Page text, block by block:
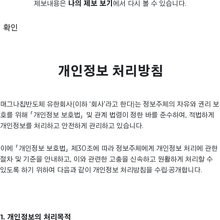
제보내용은 나의 제보 보기 에서 다시 볼 수 있습니다.
확인
개인정보 처리방침
매그나칩반도체 유한회사(이하 ‘회사’라고 한다)는 정보주체의 자유와 권리 보
호를 위해 「개인정보 보호법」 및 관계 법령이 정한 바를 준수하여, 적법하게
개인정보를 처리하고 안전하게 관리하고 있습니다.
이에 「개인정보 보호법」 제30조에 따라 정보주체에게 개인정보 처리에 관한
절차 및 기준을 안내하고, 이와 관련한 고충을 신속하고 원활하게 처리할 수
있도록 하기 위하여 다음과 같이 개인정보 처리방침을 수립·공개합니다.
1. 개인정보의 처리목적